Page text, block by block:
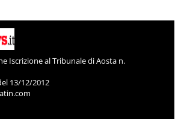
Iscrizione al Tribunale di Aosta n.
13/12/2012